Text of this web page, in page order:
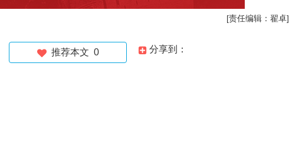
[责任编辑：翟卓]
分享到：
推荐本文 0